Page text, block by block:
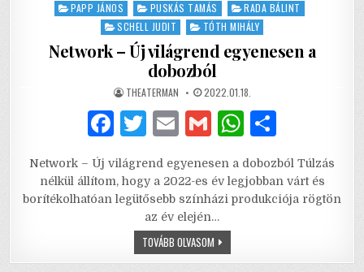
PAPP JÁNOS
PUSKÁS TAMÁS
RADA BÁLINT
SCHELL JUDIT
TÓTH MIHÁLY
Network – Új világrend egyenesen a
dobozból
AUTHOR:
THEATERMAN PUBLISHED
DATE:
2022.01.18.
F
c
e
b
T
it
te
r
E
ai
l
G
ai
l
W
at
s
ar
e
Network – Új világrend egyenesen a dobozból Túlzás
nélkül állítom, hogy a 2022-es év legjobban várt és
borítékolhatóan legütősebb színházi produkciója rögtön
az év elején…
TOVÁBB OLVASOMNETWORK
–
ÚJ